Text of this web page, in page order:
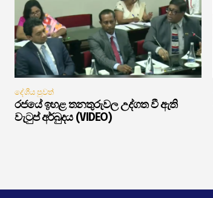
දේශීය පුවත්
රජයේ ඉහළ තනතුරුවල උද්ගත වී ඇති
වැටුප් අර්බුදය (VIDEO)